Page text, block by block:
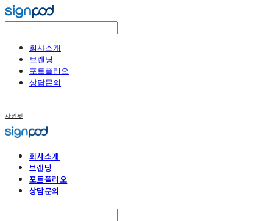
회사소개
브랜딩
포트폴리오
상담문의
사인팟
회사소개
브랜딩
포트폴리오
상담문의